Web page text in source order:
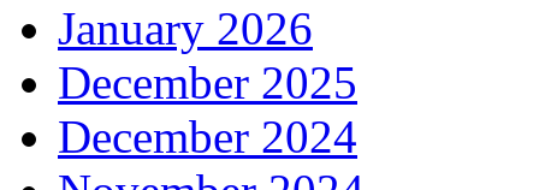
January 2026
December 2025
December 2024